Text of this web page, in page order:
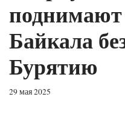
поднимают
Байкала
Бурятию
29 мая 2025